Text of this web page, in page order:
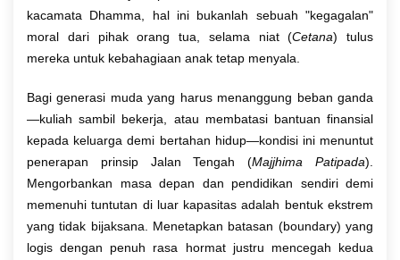
kacamata Dhamma, hal ini bukanlah sebuah "kegagalan"
moral dari pihak orang tua, selama niat (Cetana) tulus
mereka untuk kebahagiaan anak tetap menyala.
Bagi generasi muda yang harus menanggung beban ganda
—kuliah sambil bekerja, atau membatasi bantuan finansial
kepada keluarga demi bertahan hidup—kondisi ini menuntut
penerapan prinsip Jalan Tengah (Majjhima Patipada).
Mengorbankan masa depan dan pendidikan sendiri demi
memenuhi tuntutan di luar kapasitas adalah bentuk ekstrem
yang tidak bijaksana. Menetapkan batasan (boundary) yang
logis dengan penuh rasa hormat justru mencegah kedua